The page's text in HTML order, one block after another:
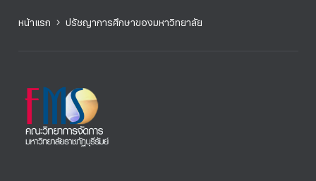
หน้าแรก ปรัชญาการศึกษาของมหาวิทยาลัย